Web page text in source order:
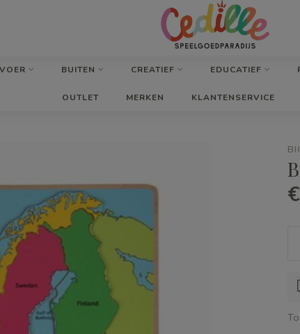
BUITEN CREATIEF EDUCATIEF
OUTLET MERKEN KLANTENSERVICE